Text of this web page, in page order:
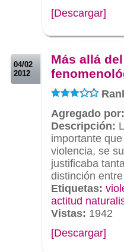
[Descargar]
04/02
2012
Más allá
Agregado por:
Descripción:
importante
violencia, se
justificaba
distinción
Etiquetas:
actitud
Vistas: 1942
[Descargar]